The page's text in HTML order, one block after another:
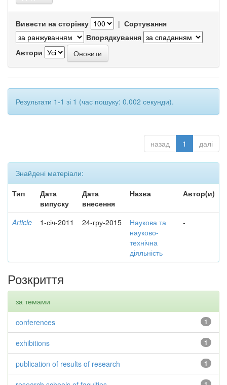
Вивести на сторінку | Сортування
Впорядкування
Автори
Результати 1-1 зі 1 (час пошуку: 0.002 секунди).
назад 1 далі
Знайдені матеріали:
Тип
Дата
випуску
Дата
внесення
Назва Автор(и)
Article 1-січ-2011 24-гру-2015
Наукова та
науково-
технічна
діяльність
-
Розкриття
за темами
1
conferences
1
exhibitions
1
publication of results of research